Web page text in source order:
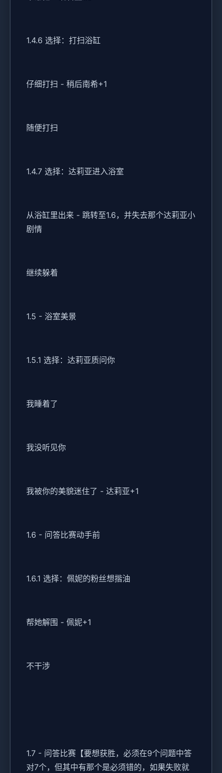
1.4.6 选择：打扫浴缸
仔细打扫 - 稍后南希+1
随便打扫
1.4.7 选择：达莉亚进入浴室
从浴缸里出来 - 跳转至1.6，并失去那个达莉亚小
剧情
继续躲着
1.5 - 浴室美景
1.5.1 选择：达莉亚质问你
我睡着了
我没听见你
我被你的美貌迷住了 - 达莉亚+1
1.6 - 问答比赛动手前
1.6.1 选择：佩妮的粉丝想揩油
帮她解围 - 佩妮+1
不干涉
1.7 - 问答比赛【要想获胜，必须在9个问题中答
对7个，但其中有那个是必须错的，如果失败就